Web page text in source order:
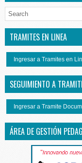
TRAMITES EN LINEA
Ingresar a Tramites en
SEGUIMIENTO A
Ingresar a Tramite
ÁREA DE GESTIÓN